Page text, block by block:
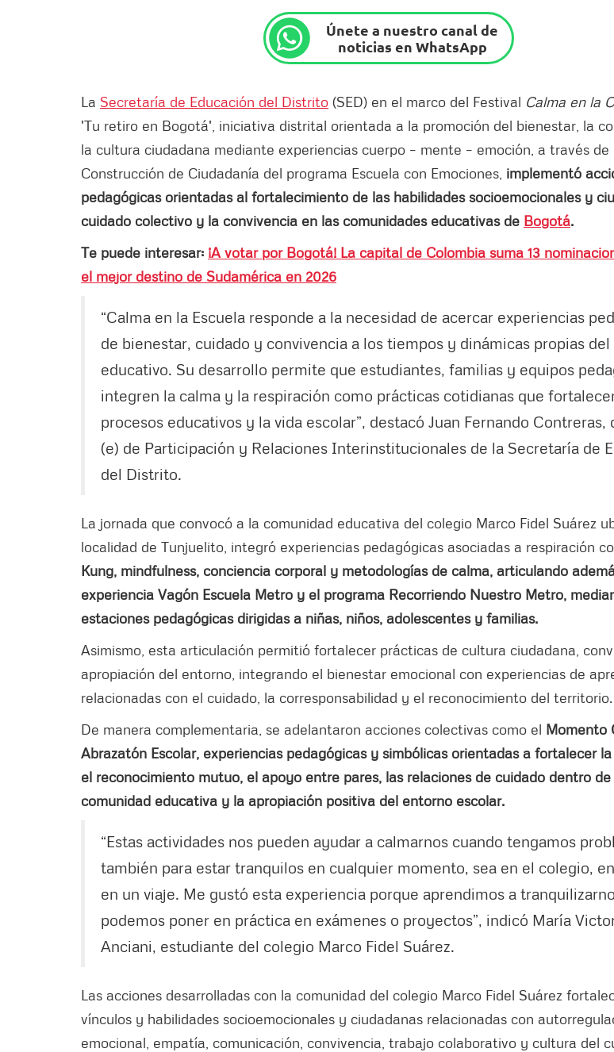
Únete a nuestro canal de
noticias en WhatsApp
La Secretaría de Educación del Distrito (SED) en el marco del Festival Calma en la
'Tu retiro en Bogotá', iniciativa distrital orientada a la promoción del bienestar, la
la cultura ciudadana mediante experiencias cuerpo – mente – emoción, a través
Construcción de Ciudadanía del programa Escuela con Emociones, implementó
pedagógicas orientadas al fortalecimiento de las habilidades socioemocionales y
cuidado colectivo y la convivencia en las comunidades educativas de Bogotá.
Te puede interesar: ¡A votar por Bogotá! La capital de Colombia suma 13
el mejor destino de Sudamérica en 2026
“Calma en la Escuela responde a la necesidad de acercar experiencias
de bienestar, cuidado y convivencia a los tiempos y dinámicas propias
educativo. Su desarrollo permite que estudiantes, familias y equipos
integren la calma y la respiración como prácticas cotidianas que
procesos educativos y la vida escolar”, destacó Juan Fernando Contreras,
(e) de Participación y Relaciones Interinstitucionales de la Secretaría de
del Distrito.
La jornada que convocó a la comunidad educativa del colegio Marco Fidel Suárez
localidad de Tunjuelito, integró experiencias pedagógicas asociadas a respiración
Kung, mindfulness, conciencia corporal y metodologías de calma, articulando
experiencia Vagón Escuela Metro y el programa Recorriendo Nuestro Metro,
estaciones pedagógicas dirigidas a niñas, niños, adolescentes y familias.
Asimismo, esta articulación permitió fortalecer prácticas de cultura ciudadana,
apropiación del entorno, integrando el bienestar emocional con experiencias de
relacionadas con el cuidado, la corresponsabilidad y el reconocimiento del territorio.
De manera complementaria, se adelantaron acciones colectivas como el Momento
Abrazatón Escolar, experiencias pedagógicas y simbólicas orientadas a fortalecer
el reconocimiento mutuo, el apoyo entre pares, las relaciones de cuidado dentro de
comunidad educativa y la apropiación positiva del entorno escolar.
“Estas actividades nos pueden ayudar a calmarnos cuando tengamos
también para estar tranquilos en cualquier momento, sea en el colegio,
en un viaje. Me gustó esta experiencia porque aprendimos a
podemos poner en práctica en exámenes o proyectos”, indicó María
Anciani, estudiante del colegio Marco Fidel Suárez.
Las acciones desarrolladas con la comunidad del colegio Marco Fidel Suárez
vínculos y habilidades socioemocionales y ciudadanas relacionadas con
emocional, empatía, comunicación, convivencia, trabajo colaborativo y cultura del